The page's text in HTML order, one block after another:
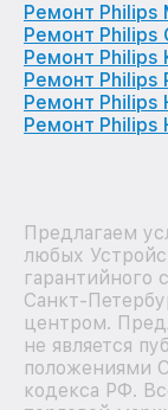
Ремонт Philips
Ремонт Philips
Ремонт Philips
Ремонт Philips
Ремонт
Ремонт Philips
Предлагаем
любых
гарантийного
Санкт-
центром.
не является
положениями
кодекса РФ.